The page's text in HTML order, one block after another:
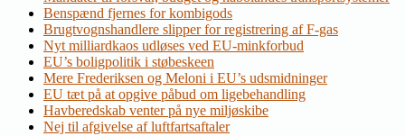
Benspænd fjernes for kombigods
Brugtvognshandlere slipper for registrering af F-gas
Nyt milliardkaos udløses ved EU-minkforbud
EU’s boligpolitik i støbeskeen
Mere Frederiksen og Meloni i EU’s udsmidninger
EU tæt på at opgive påbud om ligebehandling
Havberedskab venter på nye miljøskibe
Nej til afgivelse af luftfartsaftaler